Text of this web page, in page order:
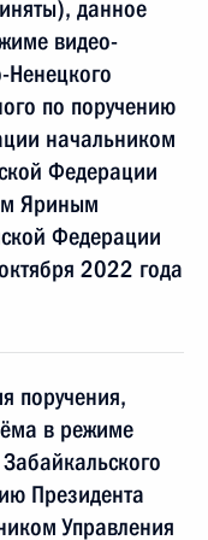
данное
видео-
Ненецкого
по поручению
начальником
Федерации
Яриным
Федерации
2022 года
поручения,
в режиме
Президента
Управления